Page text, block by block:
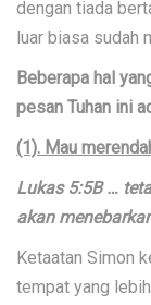
dengan tiada
luar biasa sudah
Beberapa hal
pesan Tuhan ini
(1). Mau
Lukas 5:5B …
akan
Ketaatan Simon
tempat yang